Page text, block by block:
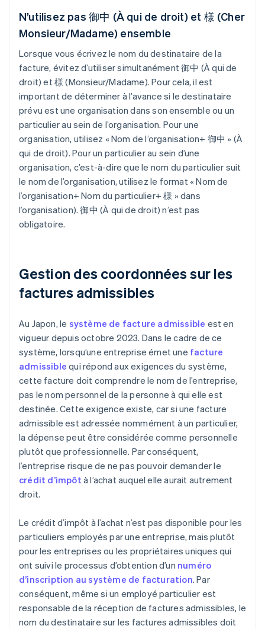
N’utilisez pas 御中 (À qui de droit) et 様 (Cher
Monsieur/Madame) ensemble
Lorsque vous écrivez le nom du destinataire de la
facture, évitez d’utiliser simultanément 御中 (À qui de
droit) et 様 (Monsieur/Madame). Pour cela, il est
important de déterminer à l’avance si le destinataire
prévu est une organisation dans son ensemble ou un
particulier au sein de l’organisation. Pour une
organisation, utilisez « Nom de l’organisation+ 御中 » (À
qui de droit). Pour un particulier au sein d’une
organisation, c’est-à-dire que le nom du particulier suit
le nom de l’organisation, utilisez le format « Nom de
l’organisation+ Nom du particulier+ 様 » dans
l’organisation). 御中 (À qui de droit) n’est pas
obligatoire.
Gestion des coordonnées sur les
factures admissibles
Au Japon, le système de facture admissible est en
vigueur depuis octobre 2023. Dans le cadre de ce
système, lorsqu’une entreprise émet une facture
admissible qui répond aux exigences du système,
cette facture doit comprendre le nom de l’entreprise,
pas le nom personnel de la personne à qui elle est
destinée. Cette exigence existe, car si une facture
admissible est adressée nommément à un particulier,
la dépense peut être considérée comme personnelle
plutôt que professionnelle. Par conséquent,
l’entreprise risque de ne pas pouvoir demander le
crédit d’impôt à l’achat auquel elle aurait autrement
droit.
Le crédit d’impôt à l’achat n’est pas disponible pour les
particuliers employés par une entreprise, mais plutôt
pour les entreprises ou les propriétaires uniques qui
ont suivi le processus d’obtention d’un numéro
d’inscription au système de facturation. Par
conséquent, même si un employé particulier est
responsable de la réception de factures admissibles, le
nom du destinataire sur les factures admissibles doit